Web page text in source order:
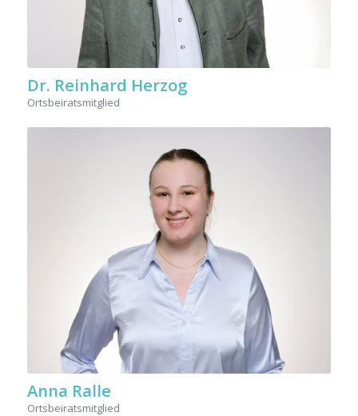
Dr. Reinhard Herzog
Ortsbeiratsmitglied
Anna Ralle
Ortsbeiratsmitglied